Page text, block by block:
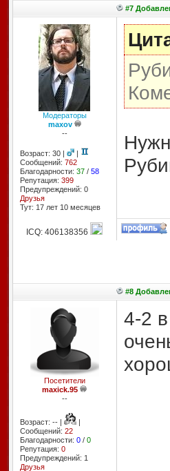
#7
Модераторы
maxov
--
Возраст: 30 |
|
Сообщений: 762
Благодарности: 37/ 58
Репутация: 399
Предупреждений: 0
Друзья
Тут: 17 лет 10 месяцев
ICQ: 406138356
#8
Посетители
maxick.95
--
Возраст: -- |
|
Сообщений: 22
Благодарности: 0/ 0
Репутация: 0
Предупреждений: 1
Друзья
4-2